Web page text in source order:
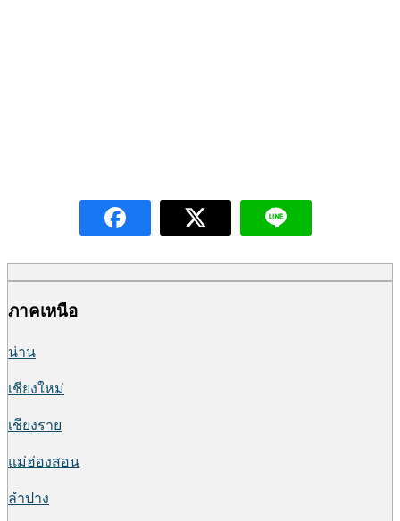
ภาคเหนือ
น่าน
เชียงใหม่
เชียงราย
แม่ฮ่องสอน
ลำปาง